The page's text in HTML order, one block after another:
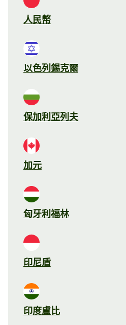
人民幣
以色列錫克爾
保加利亞列夫
加元
匈牙利福林
印尼盾
印度盧比